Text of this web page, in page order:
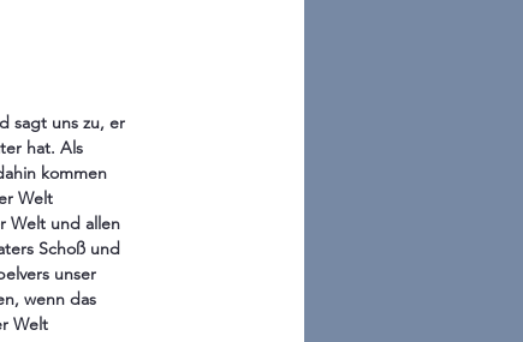
sagt uns zu, er
hat. Als
kommen
Welt
Welt und allen
Schoß und
unser
wenn das
Welt